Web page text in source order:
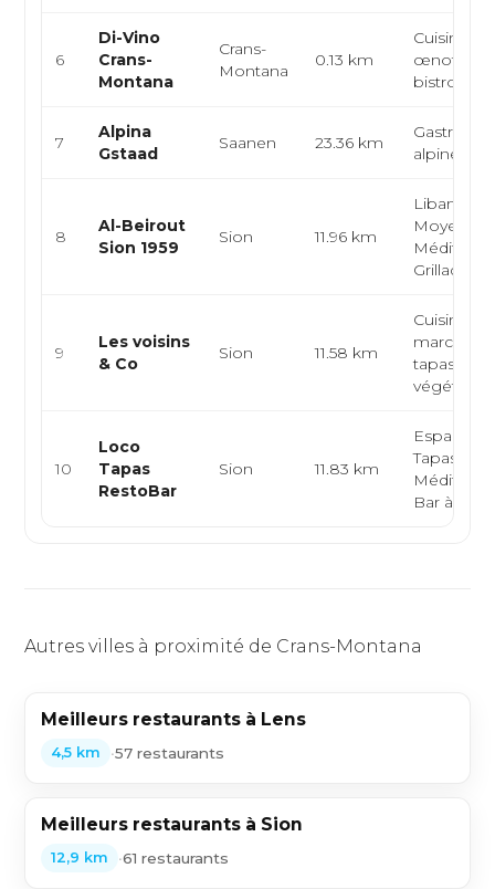
6
Di-Vino
Crans-
Montana
Crans-
Montana
0.13 km
Cuisine
bistro
7
Alpina
Gstaad
Saanen 23.36 km
alpine,
8
Al-Beirout
Sion 1959
Sion 11.96 km
Libanaise,
Moyen-
Grillades
9
Les voisins
& Co
Sion 11.58 km
Cuisine du
marché,
tapas,
10
Loco
Tapas
RestoBar
Sion 11.83 km
Tapas,
Bar à vins
Autres villes à proximité de Crans-Montana
Meilleurs restaurants à Lens
4,5 km •57 restaurants
Meilleurs restaurants à Sion
12,9 km •61 restaurants